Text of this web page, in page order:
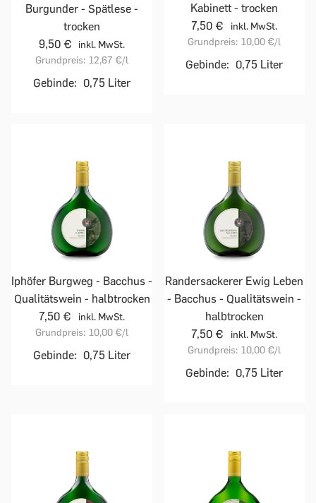
Burgunder - Spätlese -
trocken
9,50 €
inkl. MwSt.
Grundpreis: 12,67 €/l
Gebinde: 0,75 Liter
Kabinett - trocken
7,50 €
inkl. MwSt.
Grundpreis: 10,00 €/l
Gebinde: 0,75 Liter
Iphöfer Burgweg - Bacchus -
Qualitätswein - halbtrocken
7,50 €
inkl. MwSt.
Grundpreis: 10,00 €/l
Gebinde: 0,75 Liter
Randersackerer Ewig Leben
- Bacchus - Qualitätswein -
halbtrocken
7,50 €
inkl. MwSt.
Grundpreis: 10,00 €/l
Gebinde: 0,75 Liter